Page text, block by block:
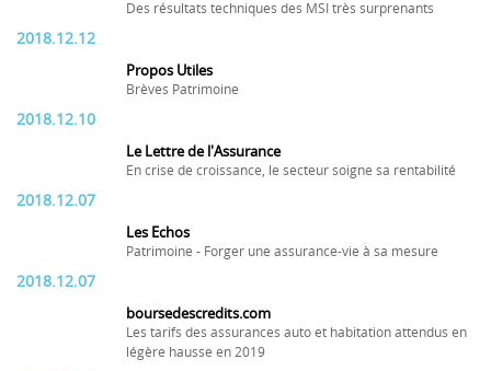
Des résultats techniques des MSI très surprenants
2018.12.12
Propos Utiles
Brèves Patrimoine
2018.12.10
Le Lettre de l'Assurance
En crise de croissance, le secteur soigne sa rentabilité
2018.12.07
Les Echos
Patrimoine - Forger une assurance-vie à sa mesure
2018.12.07
boursedescredits.com
Les tarifs des assurances auto et habitation attendus en
légère hausse en 2019